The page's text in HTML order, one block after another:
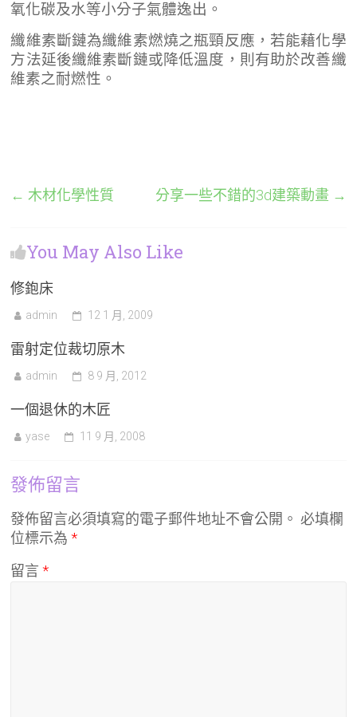
氧化碳及水等小分子氣體逸出。
纖維素斷鏈為纖維素燃燒之瓶頸反應，若能藉化學
方法延後纖維素斷鏈或降低溫度，則有助於改善纖
維素之耐燃性。
← 木材化學性質 分享一些不錯的3d建築動畫 →
You May Also Like
修鉋床
admin 12 1 月, 2009
雷射定位裁切原木
admin 8 9 月, 2012
一個退休的木匠
yase 11 9 月, 2008
發佈留言
發佈留言必須填寫的電子郵件地址不會公開。 必填欄
位標示為*
留言*